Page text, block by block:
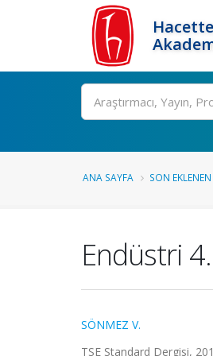
Ara
ANA SAYFA SON
Endüstri
SÖNMEZ V.
TSE Standard Dergisi,